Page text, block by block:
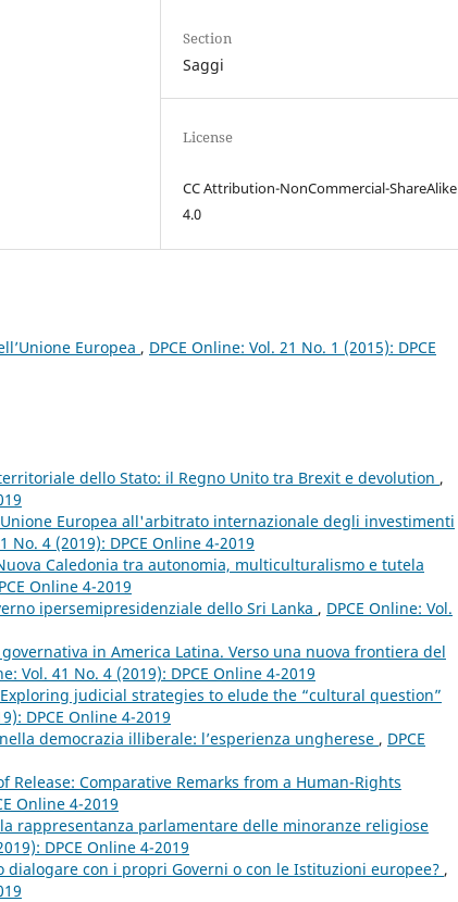
Section
Saggi
License
CC Attribution-NonCommercial-ShareAlike
4.0
Europea , DPCE Online: Vol. 21 No. 1 (2015): DPCE
dello Stato: il Regno Unito tra Brexit e devolution ,
Europea all'arbitrato internazionale degli investimenti
No. 4 (2019): DPCE Online 4-2019
Caledonia tra autonomia, multiculturalismo e tutela
Online 4-2019
ipersemipresidenziale dello Sri Lanka , DPCE Online: Vol.
governativa in America Latina. Verso una nuova frontiera del
Vol. 41 No. 4 (2019): DPCE Online 4-2019
judicial strategies to elude the “cultural question”
DPCE Online 4-2019
democrazia illiberale: l’esperienza ungherese , DPCE
Comparative Remarks from a Human-Rights
Online 4-2019
rappresentanza parlamentare delle minoranze religiose
DPCE Online 4-2019
con i propri Governi o con le Istituzioni europee? ,